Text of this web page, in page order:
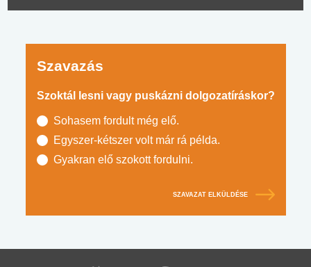
Szavazás
Szoktál lesni vagy puskázni dolgozatíráskor?
Sohasem fordult még elő.
Egyszer-kétszer volt már rá példa.
Gyakran elő szokott fordulni.
SZAVAZAT ELKÜLDÉSE